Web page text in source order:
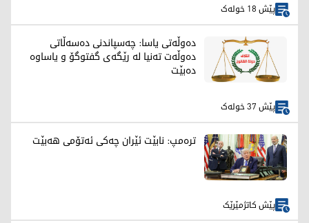
پێش 18 خولەک
دەوڵەتی یاسا: چەسپاندنی دەسەڵاتی
دەوڵەت تەنیا لە رێگەی گفتوگۆ و یاساوە
دەبێت
پێش 37 خولەک
ترەمپ: نابێت ئێران چەکی ئەتۆمی هەبێت
پێش کاتژمێرێک